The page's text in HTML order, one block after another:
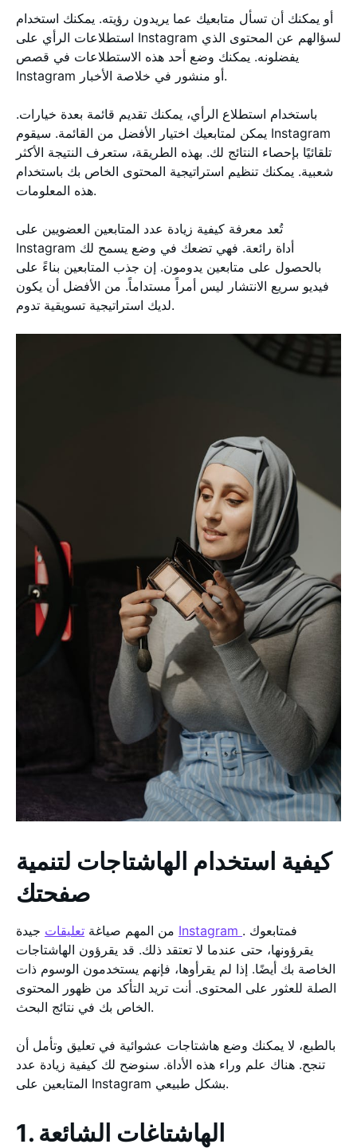
أو يمكنك أن تسأل متابعيك عما يريدون رؤيته. يمكنك استخدام
استطلاعات الرأي على Instagram لسؤالهم عن المحتوى الذي
يفضلونه. يمكنك وضع أحد هذه الاستطلاعات في قصص
Instagram أو منشور في خلاصة الأخبار.
باستخدام استطلاع الرأي، يمكنك تقديم قائمة بعدة خيارات.
يمكن لمتابعيك اختيار الأفضل من القائمة. سيقوم Instagram
تلقائيًا بإحصاء النتائج لك. بهذه الطريقة، ستعرف النتيجة الأكثر
شعبية. يمكنك تنظيم استراتيجية المحتوى الخاص بك باستخدام
هذه المعلومات.
تُعد معرفة كيفية زيادة عدد المتابعين العضويين على
Instagram أداة رائعة. فهي تضعك في وضع يسمح لك
بالحصول على متابعين يدومون. إن جذب المتابعين بناءً على
فيديو سريع الانتشار ليس أمراً مستداماً. من الأفضل أن يكون
لديك استراتيجية تسويقية تدوم.
كيفية استخدام الهاشتاجات لتنمية
صفحتك
من المهم صياغة تعليقات Instagram . فمتابعوك
يقرؤونها، حتى عندما لا تعتقد ذلك. قد يقرؤون الهاشتاجات
الخاصة بك أيضًا. إذا لم يقرأوها، فإنهم يستخدمون الوسوم ذات
الصلة للعثور على المحتوى. أنت تريد التأكد من ظهور المحتوى
الخاص بك في نتائج البحث.
بالطبع، لا يمكنك وضع هاشتاجات عشوائية في تعليق وتأمل أن
تنجح. هناك علم وراء هذه الأداة. سنوضح لك كيفية زيادة عدد
المتابعين على Instagram بشكل طبيعي.
1. الهاشتاغات الشائعة